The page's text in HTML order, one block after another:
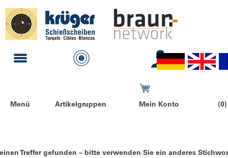
Menü Artikelgruppen Mein Konto
Treffer gefunden – bitte verwenden Sie ein anderes